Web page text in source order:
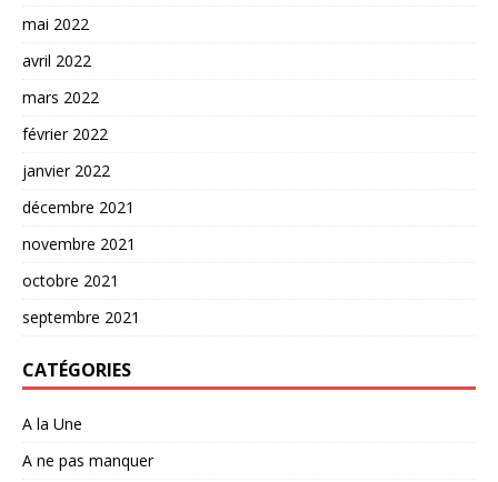
mai 2022
avril 2022
mars 2022
février 2022
janvier 2022
décembre 2021
novembre 2021
octobre 2021
septembre 2021
CATÉGORIES
A la Une
A ne pas manquer